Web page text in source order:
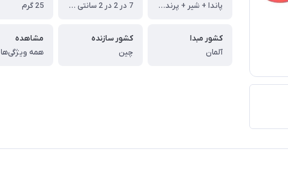
پاندا + شیر + پرنده + فلامینگو
7 در 2 در 2 سانتی متر
25 گرم
کشور مبدا
آلمان
کشور سازنده
چین
مشاهده
همه ویژگی‌ها